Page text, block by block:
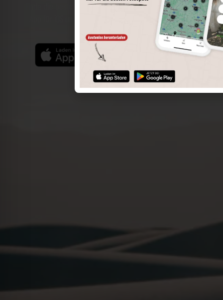
Finde die besten Fotospots noch einfacher mit unserer
App für iOS und Android und genieße einen größeren
Funktionsumfang